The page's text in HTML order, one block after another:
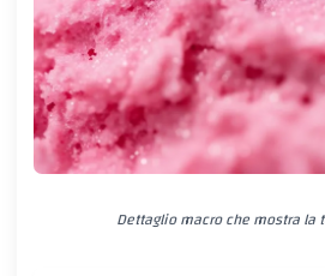
Dettaglio macro che mostra la